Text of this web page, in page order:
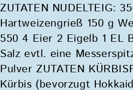
ZUTATEN NUDELTEIG:
Hartweizengrieß 150 g
550 4 Eier 2 Eigelb 1 EL
Salz evtl. eine
Pulver ZUTATEN
Kürbis (bevorzugt